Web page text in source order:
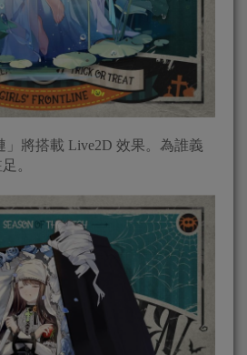
」將搭載 Live2D 效果。為誰義
。